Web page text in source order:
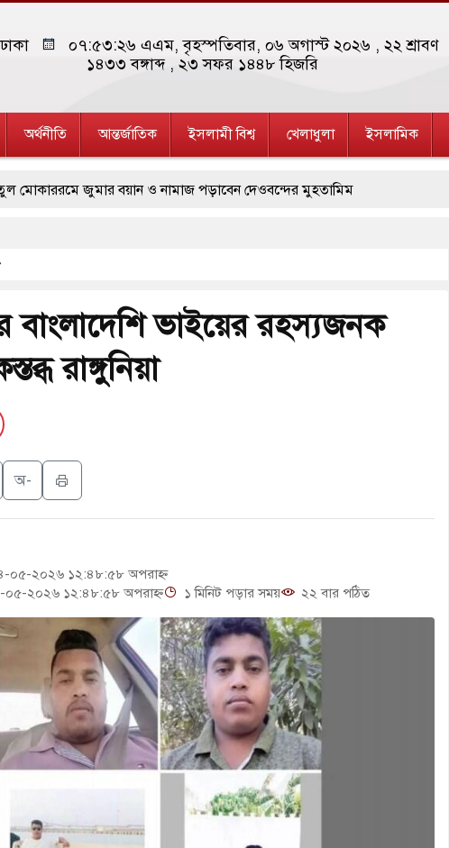
ঢাকা ০৭:৫৩:২৭ এএম, বৃহস্পতিবার, ০৬ অগাস্ট ২০২৬ , ২২ শ্রাবণ
১৪৩৩ বঙ্গাব্দ , ২৩ সফর ১৪৪৮ হিজরি
অর্থনীতি আন্তর্জাতিক ইসলামী বিশ্ব খেলাধুলা ইসলামিক
জুমার বয়ান ও নামাজ পড়াবেন দেওবন্দের মুহতামিম
খাতে সৌদির বিনিয়োগের আহবান প্রধানমন্ত্রীর
পথে ইসরায়েলীরা,হাতছাড়ার ঝুঁকিতে জরুরি বৈঠক জর্ডানের
আজ বিক্ষোভ
জাদুঘরের উদ্বোধন প্রধানমন্ত্রীর
পোশাক রপ্তানিতে দ্বিতীয় স্থানে বাংলাদেশ
সেনাসদস্য জামিনে মুক্ত
শিপিং চ্যানেলে জালের জড়ালে মারাত্মক নৌ-ঝুঁকি
কর্মকর্তা-কর্মচারী বরখাস্ত
বাংলাদেশি ভাইয়ের রহস্যজনক
রাঙ্গুনিয়া
অ-
২০২৬ ১২:৪৮:৫৮ অপরাহ্ন
২০২৬ ১২:৪৮:৫৮ অপরাহ্ন
১ মিনিট পড়ার সময় ২২ বার পঠিত